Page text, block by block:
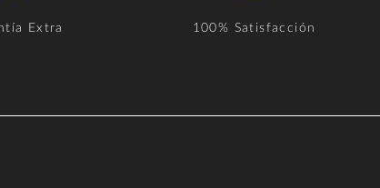
Extra 100% Satisfacción